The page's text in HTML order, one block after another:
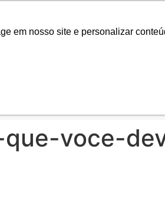
em nosso site e personalizar
voce-